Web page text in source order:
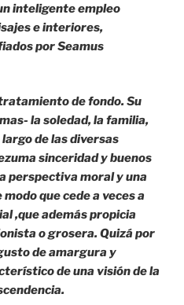
inteligente empleo
e interiores,
por Seamus
de fondo. Su
la soledad, la familia,
de las diversas
sinceridad y buenos
perspectiva moral y una
que cede a veces a
,que además propicia
o grosera. Quizá por
de amargura y
de una visión de la